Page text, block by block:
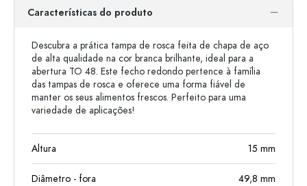
Características do produto
Descubra a prática tampa de rosca feita de chapa de aço
de alta qualidade na cor branca brilhante, ideal para a
abertura TO 48. Este fecho redondo pertence à família
das tampas de rosca e oferece uma forma fiável de
manter os seus alimentos frescos. Perfeito para uma
variedade de aplicações!
Altura 15 mm
Diâmetro - fora 49,8 mm